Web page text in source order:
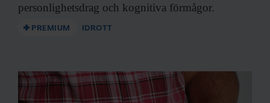
personlighetsdrag och kognitiva förmågor.
PREMIUM IDROTT